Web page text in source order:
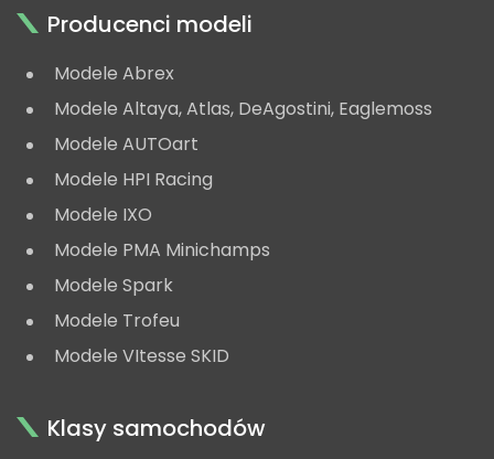
Producenci modeli
Modele Abrex
Modele Altaya, Atlas, DeAgostini, Eaglemoss
Modele AUTOart
Modele HPI Racing
Modele IXO
Modele PMA Minichamps
Modele Spark
Modele Trofeu
Modele VItesse SKID
Klasy samochodów